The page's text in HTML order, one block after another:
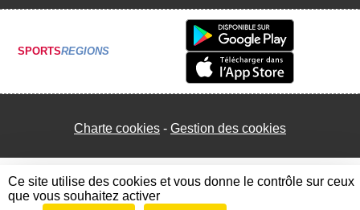
SPORTSREGIONS
Charte cookies Gestion des cookies
Ce site utilise des cookies et vous donne le contrôle sur ceux
que vous souhaitez activer